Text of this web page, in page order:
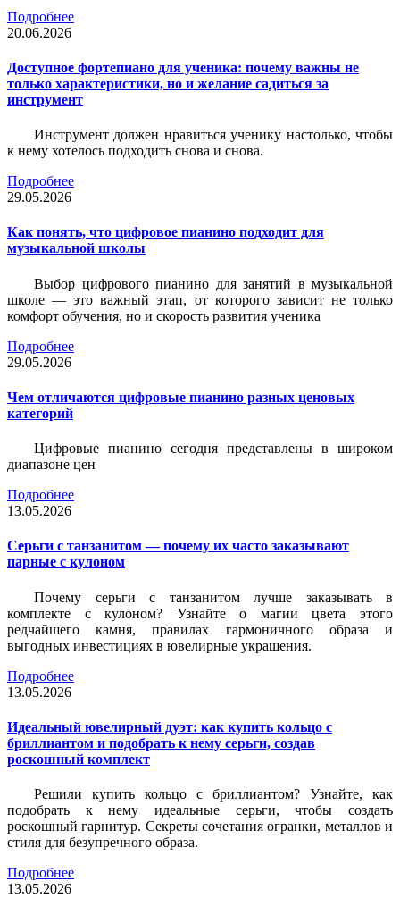
Подробнее
20.06.2026
Доступное фортепиано для ученика: почему важны не
только характеристики, но и желание садиться за
инструмент
Инструмент должен нравиться ученику настолько, чтобы
к нему хотелось подходить снова и снова.
Подробнее
29.05.2026
Как понять, что цифровое пианино подходит для
музыкальной школы
Выбор цифрового пианино для занятий в музыкальной
школе — это важный этап, от которого зависит не только
комфорт обучения, но и скорость развития ученика
Подробнее
29.05.2026
Чем отличаются цифровые пианино разных ценовых
категорий
Цифровые пианино сегодня представлены в широком
диапазоне цен
Подробнее
13.05.2026
Серьги с танзанитом — почему их часто заказывают
парные с кулоном
Почему серьги с танзанитом лучше заказывать в
комплекте с кулоном? Узнайте о магии цвета этого
редчайшего камня, правилах гармоничного образа и
выгодных инвестициях в ювелирные украшения.
Подробнее
13.05.2026
Идеальный ювелирный дуэт: как купить кольцо с
бриллиантом и подобрать к нему серьги, создав
роскошный комплект
Решили купить кольцо с бриллиантом? Узнайте, как
подобрать к нему идеальные серьги, чтобы создать
роскошный гарнитур. Секреты сочетания огранки, металлов и
стиля для безупречного образа.
Подробнее
13.05.2026